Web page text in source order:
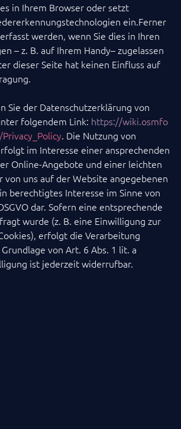
in Ihrem Browser oder setzt
ein.Ferner
werden, wenn Sie dies in Ihren
– z. B. auf Ihrem Handy– zugelassen
dieser Seite hat keinen Einfluss auf
Sie der Datenschutzerklärung von
folgendem Link: https://wiki.osmfo
. Die Nutzung von
im Interesse einer ansprechenden
Online-Angebote und einer leichten
uns auf der Website angegebenen
berechtigtes Interesse im Sinne von
dar. Sofern eine entsprechende
wurde (z. B. eine Einwilligung zur
erfolgt die Verarbeitung
von Art. 6 Abs. 1 lit. a
ist jederzeit widerrufbar.